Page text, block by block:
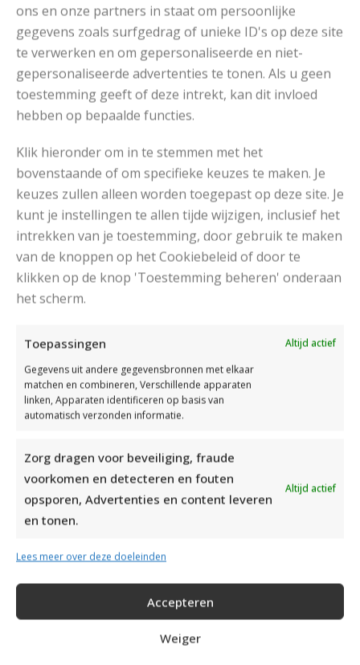
ons en onze partners in staat om persoonlijke
gegevens zoals surfgedrag of unieke ID's op deze site
te verwerken en om gepersonaliseerde en niet-
gepersonaliseerde advertenties te tonen. Als u geen
toestemming geeft of deze intrekt, kan dit invloed
hebben op bepaalde functies.
Klik hieronder om in te stemmen met het
bovenstaande of om specifieke keuzes te maken. Je
keuzes zullen alleen worden toegepast op deze site. Je
kunt je instellingen te allen tijde wijzigen, inclusief het
intrekken van je toestemming, door gebruik te maken
van de knoppen op het Cookiebeleid of door te
klikken op de knop 'Toestemming beheren' onderaan
het scherm.
Toepassingen
Altijd actief
Gegevens uit andere gegevensbronnen met elkaar
matchen en combineren, Verschillende apparaten
linken, Apparaten identificeren op basis van
automatisch verzonden informatie.
Zorg dragen voor beveiliging, fraude
voorkomen en detecteren en fouten
opsporen, Advertenties en content leveren
en tonen.
Altijd actief
Lees meer over deze doeleinden
Accepteren
Weiger
DAMESJAS BREIEN VAN HEERLIJK ZACHT GAREN